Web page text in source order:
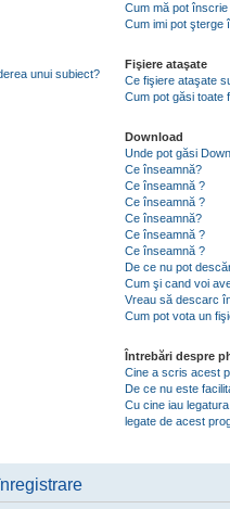
unui subiect?
Cum mă pot
Cum imi pot şterge
Fişiere ataşate
Ce fişiere ataşate
Cum pot găsi toate
Download
Unde pot găsi
Ce înseamnă?
Ce înseamnă ?
Ce înseamnă ?
Ce înseamnă?
Ce înseamnă ?
Ce înseamnă ?
De ce nu pot
Cum şi cand voi
Vreau să descarc
Cum pot vota un
Întrebări despre
Cine a scris acest
De ce nu este
Cu cine iau
legate de acest